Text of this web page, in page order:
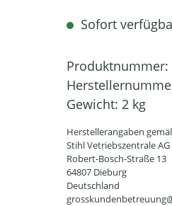
Sofort
Produktnummer:
Gewicht: 2 kg
Herstellerangaben
Stihl Vetriebszentrale AG
Robert-Bosch-Straße 13
64807 Dieburg
Deutschland